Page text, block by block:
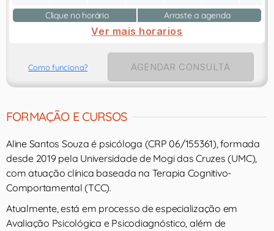
Clique no horário Arraste a agenda
Ver mais horarios
Como funciona? AGENDAR CONSULTA
FORMAÇÃO E CURSOS
Aline Santos Souza é psicóloga (CRP 06/155361), formada
desde 2019 pela Universidade de Mogi das Cruzes (UMC),
com atuação clínica baseada na Terapia Cognitivo-
Comportamental (TCC).
Atualmente, está em processo de especialização em
Avaliação Psicológica e Psicodiagnóstico, além de